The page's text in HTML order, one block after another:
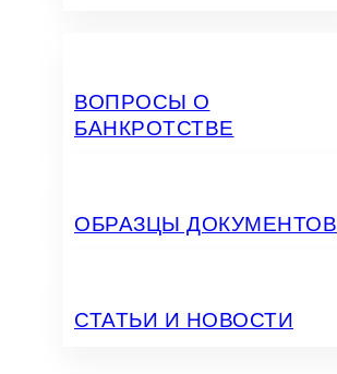
ВОПРОСЫ О
БАНКРОТСТВЕ
ОБРАЗЦЫ ДОКУМЕНТОВ
СТАТЬИ И НОВОСТИ